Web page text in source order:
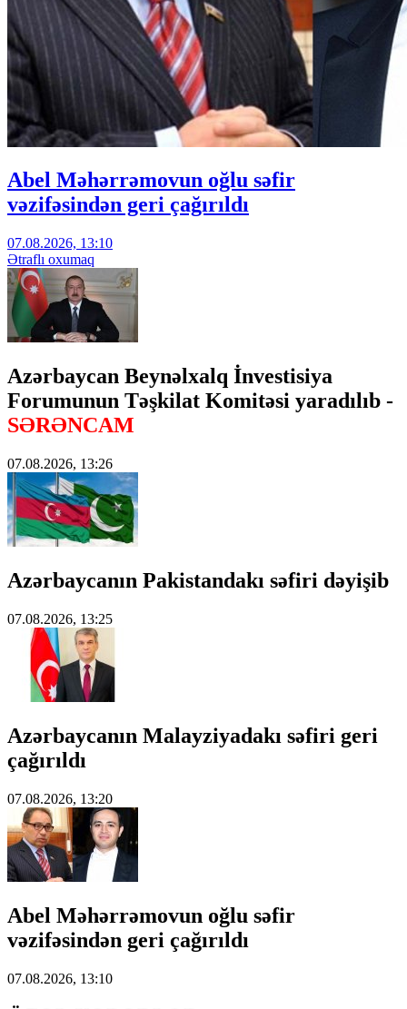
Abel Məhərrəmovun oğlu səfir
vəzifəsindən geri çağırıldı
07.08.2026, 13:10
Ətraflı oxumaq
Azərbaycan Beynəlxalq İnvestisiya
Forumunun Təşkilat Komitəsi yaradılıb -
SƏRƏNCAM
07.08.2026, 13:26
Azərbaycanın Pakistandakı səfiri dəyişib
07.08.2026, 13:25
Azərbaycanın Malayziyadakı səfiri geri
çağırıldı
07.08.2026, 13:20
Abel Məhərrəmovun oğlu səfir
vəzifəsindən geri çağırıldı
07.08.2026, 13:10